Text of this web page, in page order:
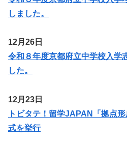
しました。
12月26日
令和８年度京都府立中学校入学
した。
12月23日
トビタテ！留学JAPAN「拠点
式を挙行